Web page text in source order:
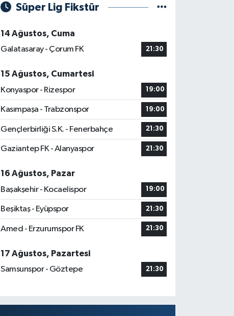
Süper Lig Fikstür
14 Ağustos, Cuma
Galatasaray - Çorum FK
21:30
15 Ağustos, Cumartesi
Konyaspor - Rizespor
19:00
Kasımpaşa - Trabzonspor 19:00
Gençlerbirliği S.K. - Fenerbahçe 21:30
Gaziantep FK - Alanyaspor 21:30
16 Ağustos, Pazar
Başakşehir - Kocaelispor
19:00
Beşiktaş - Eyüpspor 21:30
Amed - Erzurumspor FK 21:30
17 Ağustos, Pazartesi
Samsunspor - Göztepe
21:30